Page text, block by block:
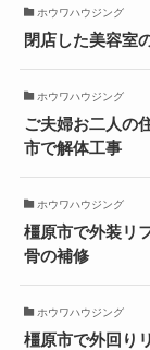
ホウワハウジング
閉店した美容室
ホウワハウジング
ご夫婦お二人の
市で解体工事
ホウワハウジング
橿原市で外装リ
骨の補修
ホウワハウジング
橿原市で外回り